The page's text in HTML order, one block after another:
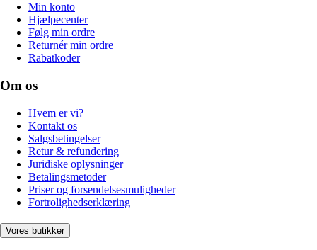
Min konto
Hjælpecenter
Følg min ordre
Returnér min ordre
Rabatkoder
Om os
Hvem er vi?
Kontakt os
Salgsbetingelser
Retur & refundering
Juridiske oplysninger
Betalingsmetoder
Priser og forsendelsesmuligheder
Fortrolighedserklæring
Vores butikker